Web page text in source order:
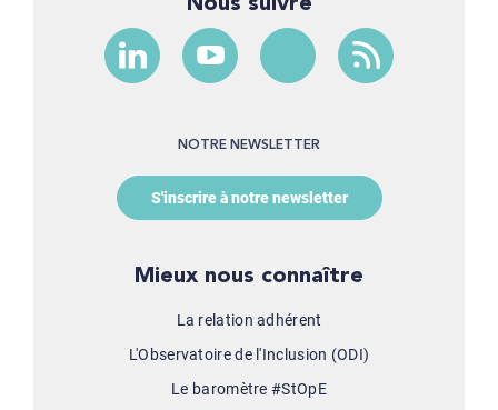
NOTRE NEWSLETTER
S'inscrire à notre newsletter
Mieux nous connaître
La relation adhérent
L'Observatoire de l'Inclusion (ODI)
Le baromètre #StOpE